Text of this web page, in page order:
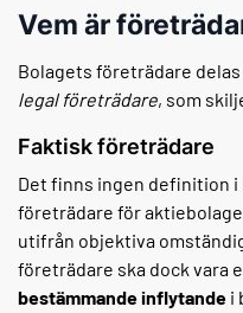
Vem är
Bolagets företrädare delas
legal företrädare, som
Faktisk företrädare
Det finns ingen definition i
företrädare för
utifrån objektiva
företrädare ska dock vara
bestämmande inflytande i